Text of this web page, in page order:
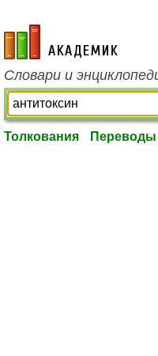
academic.ru
Словари и
Толкования Переводы